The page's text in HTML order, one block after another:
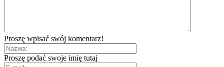
Proszę wpisać swój komentarz!
Proszę podać swoje imię tutaj